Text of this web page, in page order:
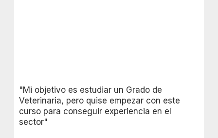
"Mi objetivo es estudiar un Grado de
Veterinaria, pero quise empezar con este
curso para conseguir experiencia en el
sector"